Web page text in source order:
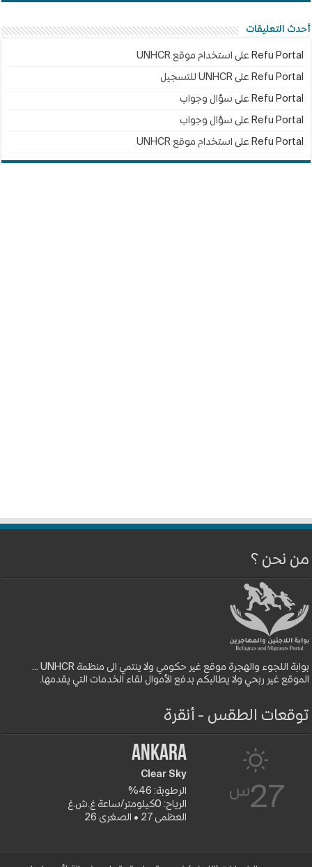
أحدث التعليقات
Refu Portal على استخدام موقع UNHCR
Refu Portal علىUNHCR للتسجيل
Refu Portal على سؤال وجواب
Refu Portal على سؤال وجواب
Refu Portal على استخدام موقع UNHCR
من نحن ؟
بوابة اللجوء والهجرة موقع غير حكومي ولا ينتمي الى منظمة UNHCR ...
الموقع غير ربحي ولا يطالبكم بدفع الأموال لقاء الخدمات التي يقدمها.
توقعات الطقس - أنقرة
27س
Ankara
Clear Sky
الرطوبة: 46%
الرياح: 0كيلومتر/ساعة غ.ش.غ
العظمى 27 • الصغرى 26